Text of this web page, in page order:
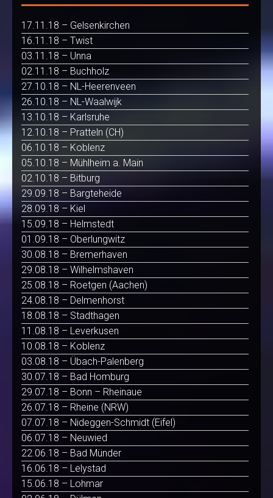
17.11.18 – Gelsenkirchen
16.11.18 – Twist
03.11.18 – Unna
02.11.18 – Buchholz
27.10.18 – NL-Heerenveen
26.10.18 – NL-Waalwijk
13.10.18 – Karlsruhe
12.10.18 – Pratteln (CH)
06.10.18 – Koblenz
05.10.18 – Mühlheim a. Main
02.10.18 – Bitburg
29.09.18 – Bargteheide
28.09.18 – Kiel
15.09.18 – Helmstedt
01.09.18 – Oberlungwitz
30.08.18 – Bremerhaven
29.08.18 – Wilhelmshaven
25.08.18 – Roetgen (Aachen)
24.08.18 – Delmenhorst
18.08.18 – Stadthagen
11.08.18 – Leverkusen
10.08.18 – Koblenz
03.08.18 – Übach-Palenberg
30.07.18 – Bad Homburg
29.07.18 – Bonn – Rheinaue
26.07.18 – Rheine (NRW)
07.07.18 – Nideggen-Schmidt (Eifel)
06.07.18 – Neuwied
22.06.18 – Bad Münder
16.06.18 – Lelystad
15.06.18 – Lohmar